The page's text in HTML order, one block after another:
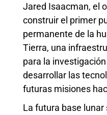
Jared Isaacman, el
construir el primer
permanente de la
Tierra, una
para la
desarrollar las
futuras misiones
La futura base lunar